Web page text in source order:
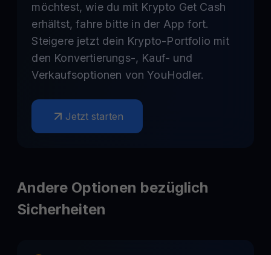
möchtest, wie du mit Krypto Get Cash
erhältst, fahre bitte in der App fort.
Steigere jetzt dein Krypto-Portfolio mit
den Konvertierungs-, Kauf- und
Verkaufsoptionen von YouHodler.
Jetzt starten
Andere Optionen bezüglich
Sicherheiten